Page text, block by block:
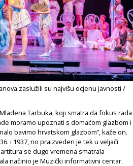
zaslužili su najvišu ocjenu javnosti /
Tarbuka, koji smatra da fokus rada
moramo upoznati s domaćom glazbom i
bavimo hrvatskom glazbom”, kaže on.
i 1937, no praizveden je tek u veljači
se dugo vremena smatrala
načinio je Muzički informativni centar.